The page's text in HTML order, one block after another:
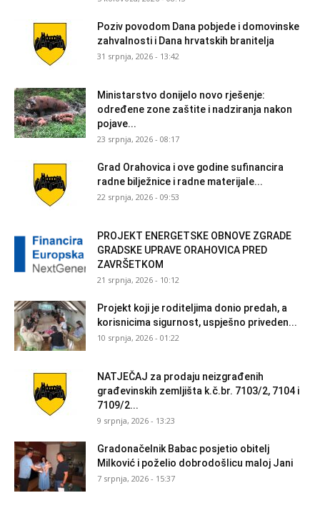
Poziv povodom Dana pobjede i domovinske
zahvalnosti i Dana hrvatskih branitelja
31 srpnja, 2026 - 13:42
Ministarstvo donijelo novo rješenje:
određene zone zaštite i nadziranja nakon
pojave...
23 srpnja, 2026 - 08:17
Grad Orahovica i ove godine sufinancira
radne bilježnice i radne materijale...
22 srpnja, 2026 - 09:53
PROJEKT ENERGETSKE OBNOVE ZGRADE
GRADSKE UPRAVE ORAHOVICA PRED
ZAVRŠETKOM
21 srpnja, 2026 - 10:12
Projekt koji je roditeljima donio predah, a
korisnicima sigurnost, uspješno priveden...
10 srpnja, 2026 - 01:22
NATJEČAJ za prodaju neizgrađenih
građevinskih zemljišta k.č.br. 7103/2, 7104 i
7109/2...
9 srpnja, 2026 - 13:23
Gradonačelnik Babac posjetio obitelj
Milković i poželio dobrodošlicu maloj Jani
7 srpnja, 2026 - 15:37